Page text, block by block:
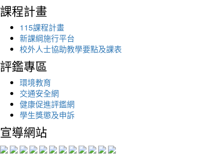
課程計畫
115課程計畫
新課綱施行平台
校外人士協助教學要點及課表
評鑑專區
環境教育
交通安全網
健康促進評鑑網
學生獎懲及申訴
宣導網站